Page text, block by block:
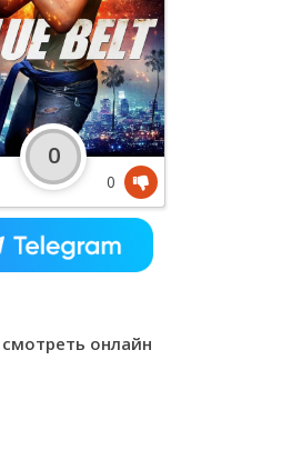
смотреть онлайн
0
0